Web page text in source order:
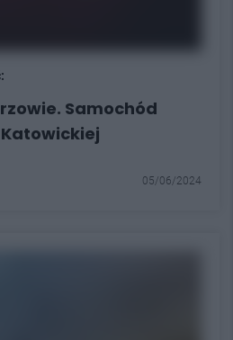
Samochód
05/06/2024